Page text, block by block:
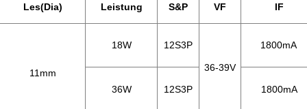
Les(Dia) Leistung S&P VF IF
11mm
18W 12S3P
36-39V
1800mA
36W 12S3P 1800mA